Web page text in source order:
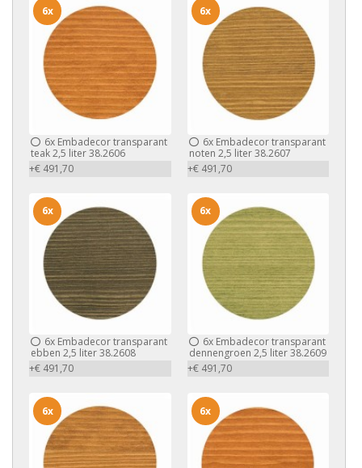
6x Embadecor transparant
teak 2,5 liter 38.2606
+€ 491,70
6x
6xEmbadecor transparant
noten 2,5 liter 38.2607
+€ 491,70
6x
6x Embadecor transparant
ebben 2,5 liter 38.2608
+€ 491,70
6x
6xEmbadecor transparant
dennengroen 2,5 liter 38.2609
+€ 491,70
6x
6x 6x